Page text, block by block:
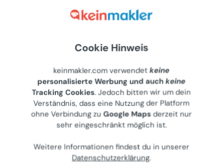
Wohnung 51m² plus Balkon in Bad
Tatzmannsdorf, Bj 1974, 1. Stock
Wohnung (Miete)
7431 Bad Tatzmannsdorf, Jormannsdorfer Straße 38
Privater Anbieter
€ 425
Letzte Aktualisierung: 18.07.2026
Cookie Hinweis
keinmakler.com verwendetkeine
personalisierte Werbung und auchkeine
Tracking Cookies. Jedoch bitten wir um dein
Verständnis, dass eine Nutzung der Platform
ohne Verbindung zuGoogle Maps derzeit nur
sehr eingeschränkt möglich ist.
Weitere Informationen findest du in unserer
Datenschutzerklärung.